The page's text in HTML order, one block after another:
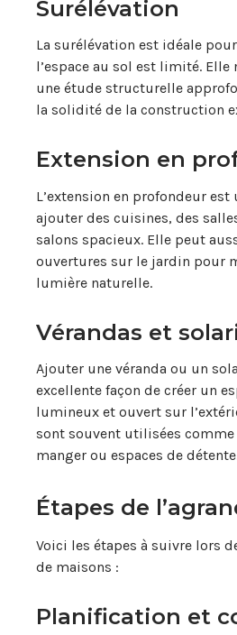
Surélévation
La surélévation est idéale
l’espace au sol est limité.
une étude structurelle
la solidité de la construction
Extension en
L’extension en profondeur
ajouter des cuisines, des
salons spacieux. Elle peut
ouvertures sur le jardin pour
lumière naturelle.
Vérandas et
Ajouter une véranda ou un
excellente façon de créer un
lumineux et ouvert sur
sont souvent utilisées comme
manger ou espaces de
Étapes de
Voici les étapes à suivre lors
de maisons :
Planification et